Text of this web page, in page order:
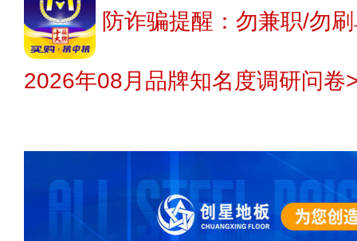
防诈骗提醒：勿兼职/勿
2026年08月品牌知名度调研问卷